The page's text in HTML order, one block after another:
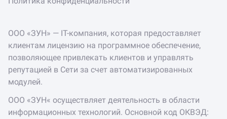
ООО «ЗУН» — IT-компания, которая предоставляет
клиентам лицензию на программное обеспечение,
позволяющее привлекать клиентов и управлять
репутацией в Сети за счет автоматизированных
модулей.
ООО «ЗУН« осуществляет деятельность в области
информационных технологий. Основной код ОКВЭД: